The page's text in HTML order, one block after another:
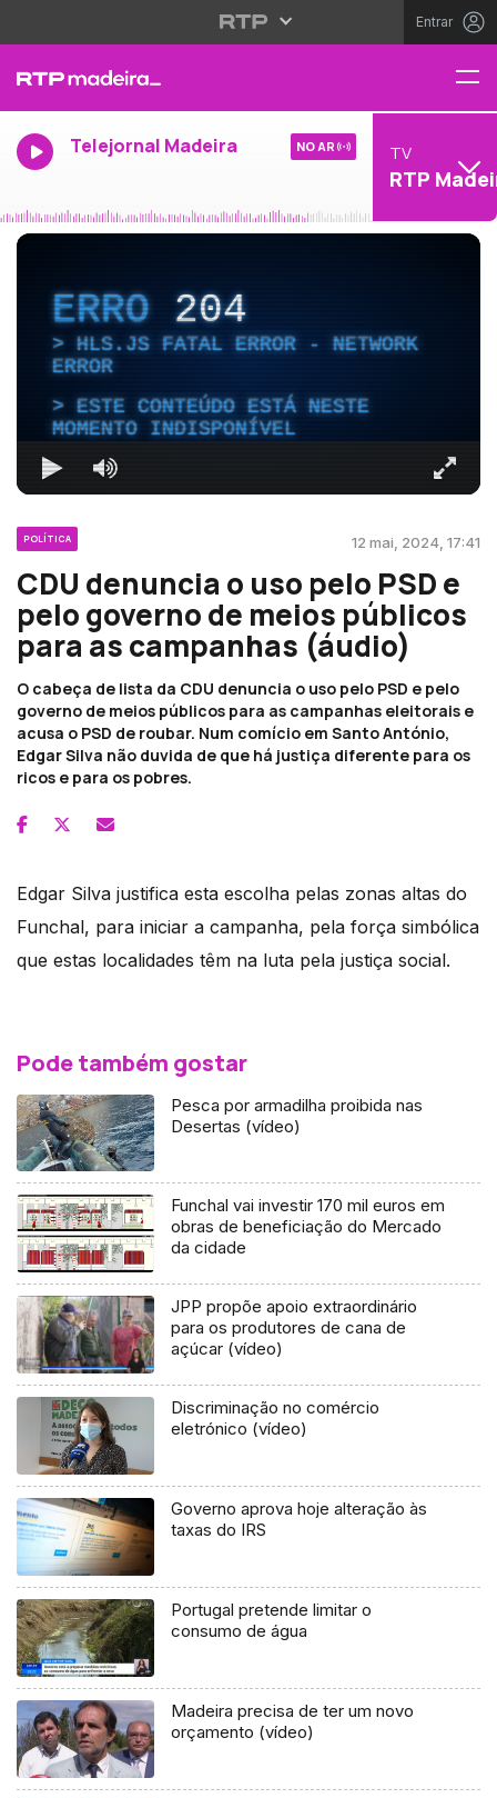
Entrar
Telejornal Madeira NO AR TV
RTP
ERRO204
HLS.JS FATAL ERROR - NETWORK
ERROR
ESTE CONTEÚDO ESTÁ NESTE
MOMENTO INDISPONÍVEL
POLÍTICA 12 mai, 2024, 17:41
CDU denuncia o uso pelo PSD e
pelo governo de meios públicos
para as campanhas (áudio)
O cabeça de lista da CDU denuncia o uso pelo PSD e pelo
governo de meios públicos para as campanhas eleitorais e
acusa o PSD de roubar. Num comício em Santo António,
Edgar Silva não duvida de que há justiça diferente para os
ricos e para os pobres.
Edgar Silva justifica esta escolha pelas zonas altas do
Funchal, para iniciar a campanha, pela força simbólica
que estas localidades têm na luta pela justiça social.
Pode também gostar
Pesca por armadilha proibida nas
Desertas (vídeo)
Funchal vai investir 170 mil euros em
obras de beneficiação do Mercado
da cidade
JPP propõe apoio extraordinário
para os produtores de cana de
açúcar (vídeo)
Discriminação no comércio
eletrónico (vídeo)
Governo aprova hoje alteração às
taxas do IRS
Portugal pretende limitar o
consumo de água
Madeira precisa de ter um novo
orçamento (vídeo)